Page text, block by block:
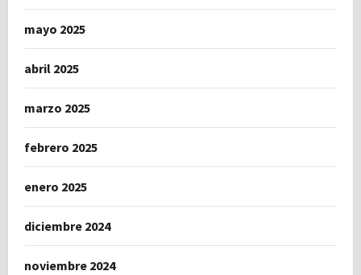
mayo 2025
abril 2025
marzo 2025
febrero 2025
enero 2025
diciembre 2024
noviembre 2024